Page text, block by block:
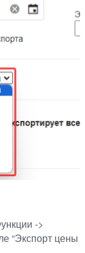
->
“Экспорт цены